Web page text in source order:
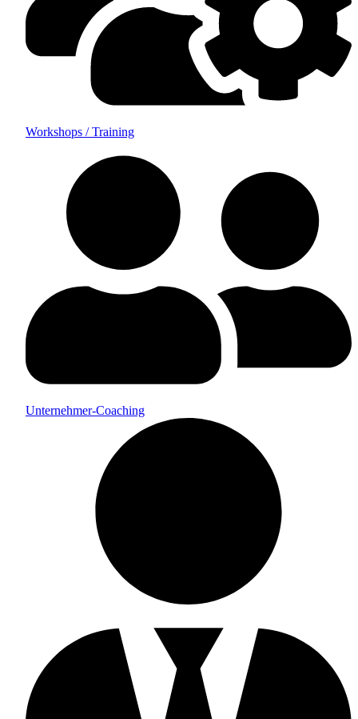
Workshops / Training
Unternehmer-Coaching